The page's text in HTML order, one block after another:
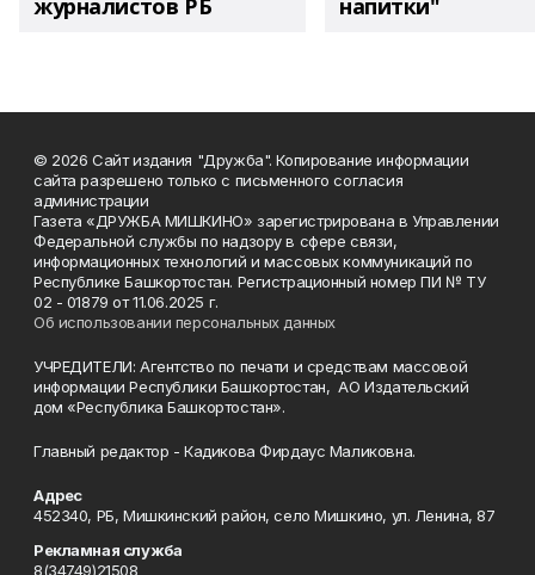
журналистов РБ напитки"
© 2026 Сайт издания "Дружба". Копирование информации
сайта разрешено только с письменного согласия
администрации
Газета «ДРУЖБА МИШКИНО» зарегистрирована в Управлении
Федеральной службы по надзору в сфере связи,
информационных технологий и массовых коммуникаций по
Республике Башкортостан. Регистрационный номер ПИ № ТУ
02 - 01879 от 11.06.2025 г.
Об использовании персональных данных
УЧРЕДИТЕЛИ: Агентство по печати и средствам массовой
информации Республики Башкортостан, АО Издательский
дом «Республика Башкортостан».
Главный редактор - Кадикова Фирдаус Маликовна.
Адрес
452340, РБ, Мишкинский район, село Мишкино, ул. Ленина, 87
Рекламная служба
8(34749)21508